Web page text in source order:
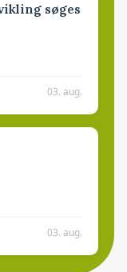
søges
03. aug.
03. aug.